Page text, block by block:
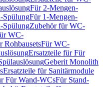
Für 2-Mengen-
SpülungFür 1-Mengen-
SpülungZubehör für WC-
WC-
RohbausetsFür WC-
Ersatzteile für Für
Geberit Monolith
Ersatzteile für Sanitärmodule
Für Wand-WCsFür Stand-